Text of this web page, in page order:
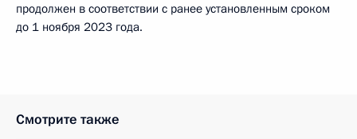
продолжен в соответствии с ранее установленным сроком
до 1 ноября 2023 года.
Смотрите также